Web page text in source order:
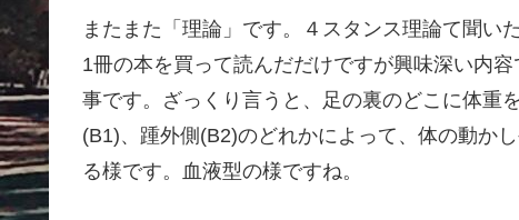
またまた「理論」です。４スタンス理論て聞
1冊の本を買って読んだだけですが興味深い内
事です。ざっくり言うと、足の裏のどこに体重
(B1)、踵外側(B2)のどれかによって、体の動か
る様です。血液型の様ですね。